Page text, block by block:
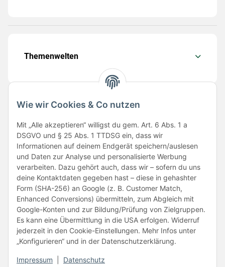
Wie wir Cookies & Co nutzen
Mit „Alle akzeptieren“ willigst du gem. Art. 6 Abs. 1 a
DSGVO und § 25 Abs. 1 TTDSG ein, dass wir
Informationen auf deinem Endgerät speichern/auslesen
und Daten zur Analyse und personalisierte Werbung
verarbeiten. Dazu gehört auch, dass wir – sofern du uns
deine Kontaktdaten gegeben hast – diese in gehashter
Form (SHA-256) an Google (z. B. Customer Match,
Enhanced Conversions) übermitteln, zum Abgleich mit
Google-Konten und zur Bildung/Prüfung von Zielgruppen.
Es kann eine Übermittlung in die USA erfolgen. Widerruf
jederzeit in den Cookie-Einstellungen. Mehr Infos unter
„Konfigurieren“ und in der Datenschutzerklärung.
Impressum Datenschutz
Themenwelten
Folge uns
Unsere Partner